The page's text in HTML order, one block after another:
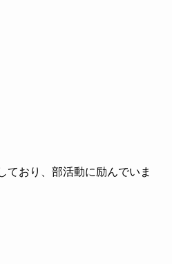
ており、部活動に励んでいま